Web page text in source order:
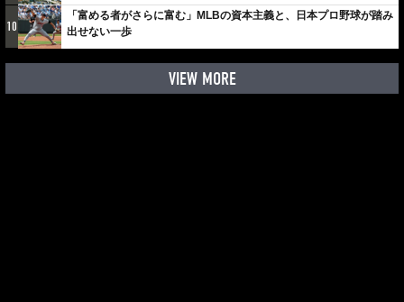
10
「富める者がさらに富む」MLBの資本主義と、日本プロ野球が踏み
出せない一歩
VIEW MORE